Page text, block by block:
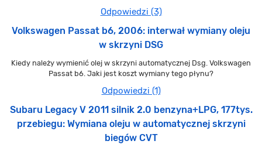
Odpowiedzi (3)
Volkswagen Passat b6, 2006: interwał wymiany oleju
w skrzyni DSG
Kiedy należy wymienić olej w skrzyni automatycznej Dsg. Volkswagen
Passat b6. Jaki jest koszt wymiany tego płynu?
Odpowiedzi (1)
Subaru Legacy V 2011 silnik 2.0 benzyna+LPG, 177tys.
przebiegu: Wymiana oleju w automatycznej skrzyni
biegów CVT